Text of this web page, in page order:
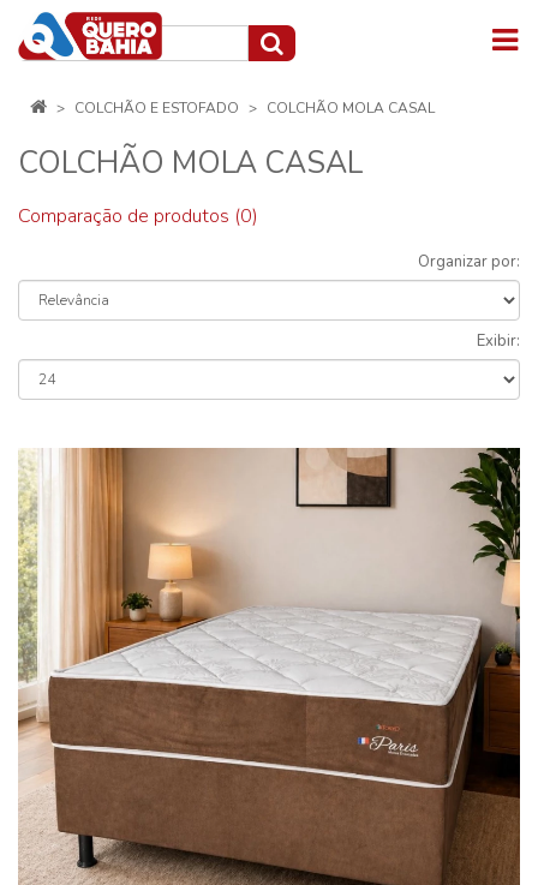
COLCHÃO E ESTOFADO COLCHÃO MOLA CASAL
COLCHÃO MOLA CASAL
Comparação de produtos (0)
Organizar por:
Exibir: